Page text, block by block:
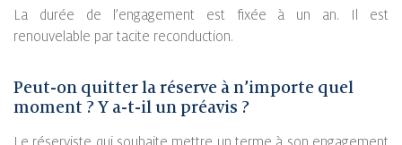
La durée de l’engagement est fixée à un an. Il est
renouvelable par tacite reconduction.
Peut-on quitter la réserve à n’importe quel
moment ? Y a-t-il un préavis ?
Le réserviste qui souhaite mettre un terme à son engagement